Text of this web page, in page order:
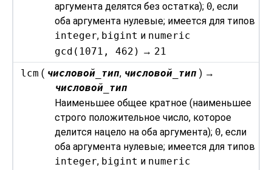
аргумента делятся без остатка); 0, если
оба аргумента нулевые; имеется для типов
integer, bigint и numeric
gcd(1071, 462) → 21
lcm ( числовой_тип, числовой_тип ) →
числовой_тип
Наименьшее общее кратное (наименьшее
строго положительное число, которое
делится нацело на оба аргумента); 0, если
оба аргумента нулевые; имеется для типов
integer, bigint и numeric